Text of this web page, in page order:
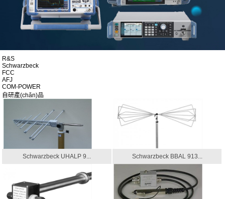
R&S
Schwarzbeck
FCC
AFJ
COM-POWER
自研產(chǎn)品
Schwarzbeck UHALP 9... Schwarzbeck BBAL 913...